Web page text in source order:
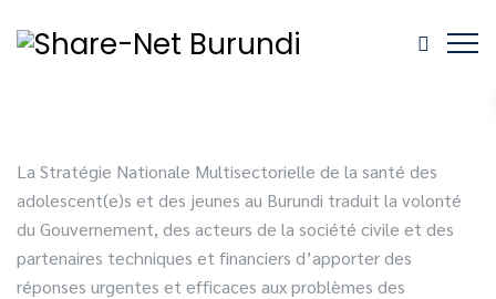
La Stratégie Nationale Multisectorielle de la santé des
adolescent(e)s et des jeunes au Burundi traduit la volonté
du Gouvernement, des acteurs de la société civile et des
partenaires techniques et financiers d’apporter des
réponses urgentes et efficaces aux problèmes des